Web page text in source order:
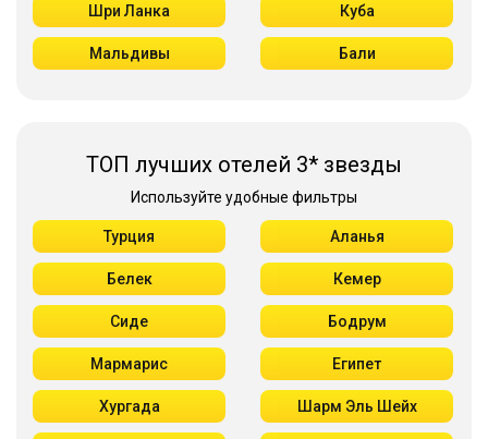
Шри Ланка Куба
Мальдивы Бали
ТОП лучших отелей 3* звезды
Используйте удобные фильтры
Турция Аланья
Белек Кемер
Сиде Бодрум
Мармарис Египет
Хургада Шарм Эль Шейх